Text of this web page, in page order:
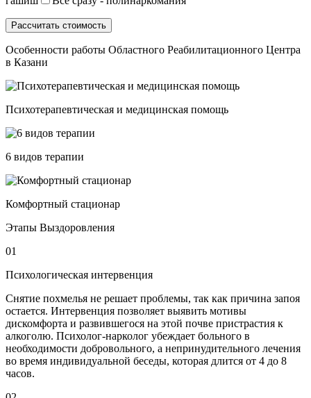
Особенности работы Областного Реабилитационного Центра
в Казани
Психотерапевтическая и медицинская помощь
6 видов терапии
Комфортный стационар
Этапы Выздоровления
01
Психологическая интервенция
Снятие похмелья не решает проблемы, так как причина запоя
остается. Интервенция позволяет выявить мотивы
дискомфорта и развившегося на этой почве пристрастия к
алкоголю. Психолог-нарколог убеждает больного в
необходимости добровольного, а непринудительного лечения
во время индивидуальной беседы, которая длится от 4 до 8
часов.